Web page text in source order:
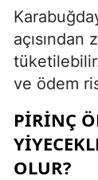
açısından
ve ödem
PIRINÇ
OLUR?